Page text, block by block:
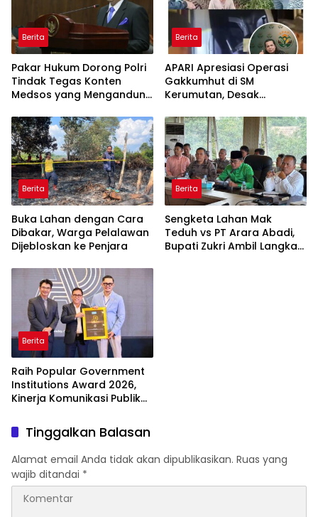
Berita
Pakar Hukum Dorong Polri
Tindak Tegas Konten
Medsos yang Mengandung
Berita
APARI Apresiasi Operasi
Gakkumhut di SM
Kerumutan, Desak
Jaringan Pembalak Liar
Berita
Buka Lahan dengan Cara
Dibakar, Warga Pelalawan
Dijebloskan ke Penjara
Berita
Sengketa Lahan Mak
Teduh vs PT Arara Abadi,
Bupati Zukri Ambil Langkah
Berita
Raih Popular Government
Institutions Award 2026,
Kinerja Komunikasi Publik
Kembali Diakui
Tinggalkan Balasan
Alamat email Anda tidak akan dipublikasikan. Ruas yang
wajib ditandai *